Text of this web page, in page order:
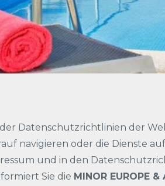
Datenschutzrichtlinien der
navigieren oder die Dienste
und in den
Sie die MINOR EUROPE &